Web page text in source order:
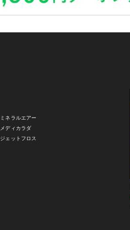
ミネラルエアー
メディカラダ
ジェットフロス